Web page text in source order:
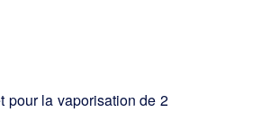
pour la vapori­sation de 2